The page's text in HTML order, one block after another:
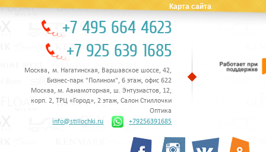
Карта сайта
+7 495 664 4623
+7 925 639 1685
Москва,м. Нагатинская, Варшавское шоссе, 42,
Бизнес-парк "Полином", 6 этаж, офис 622
Москва, м. Авиамоторная, ш. Энтузиастов, 12,
корп. 2, ТРЦ «Город», 2 этаж, Салон Стиллочки
Оптика
info@stillochki.ru
+79256391685